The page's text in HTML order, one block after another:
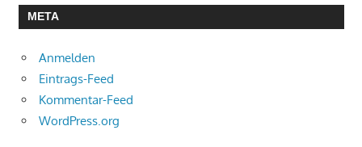
META
Anmelden
Eintrags-Feed
Kommentar-Feed
WordPress.org